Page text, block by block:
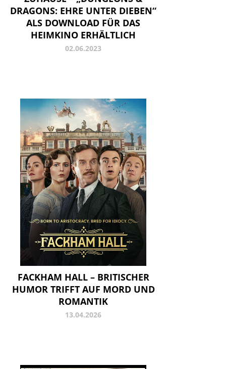
DRAGONS: EHRE UNTER DIEBEN“
ALS DOWNLOAD FÜR DAS
HEIMKINO ERHÄLTLICH
02.06.2023
FACKHAM HALL – BRITISCHER
HUMOR TRIFFT AUF MORD UND
ROMANTIK
13.04.2026